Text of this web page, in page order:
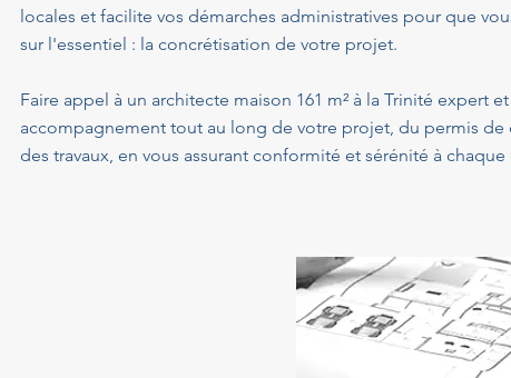
locales et facilite vos démarches administratives pour que
sur l'essentiel : la concrétisation de votre projet.
Faire appel à un architecte maison 161 m² à la Trinité expert
accompagnement tout au long de votre projet, du permis de
des travaux, en vous assurant conformité et sérénité à chaque